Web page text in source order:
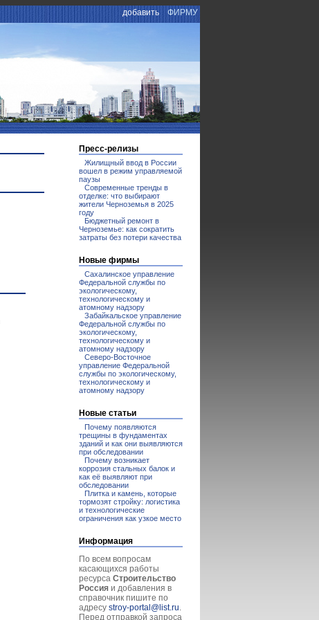
добавить ФИРМУ
Пресс-релизы
Жилищный ввод в России
вошел в режим управляемой
паузы
Современные тренды в
отделке: что выбирают
жители Черноземья в 2025
году
Бюджетный ремонт в
Черноземье: как сократить
затраты без потери качества
Новые фирмы
Сахалинское управление
Федеральной службы по
экологическому,
технологическому и
атомному надзору
Забайкальское управление
Федеральной службы по
экологическому,
технологическому и
атомному надзору
Северо-Восточное
управление Федеральной
службы по экологическому,
технологическому и
атомному надзору
Новые статьи
Почему появляются
трещины в фундаментах
зданий и как они выявляются
при обследовании
Почему возникает
коррозия стальных балок и
как её выявляют при
обследовании
Плитка и камень, которые
тормозят стройку: логистика
и технологические
ограничения как узкое место
Информация
По всем вопросам
касающихся работы
ресурса Строительство
Россия и добавления в
справочник пишите по
адресу stroy-portal@list.ru.
Перед отправкой запроса